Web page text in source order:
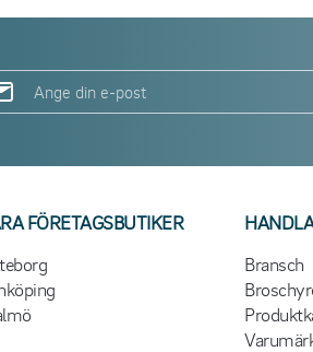
FÖRETAGSBUTIKER
Bransch